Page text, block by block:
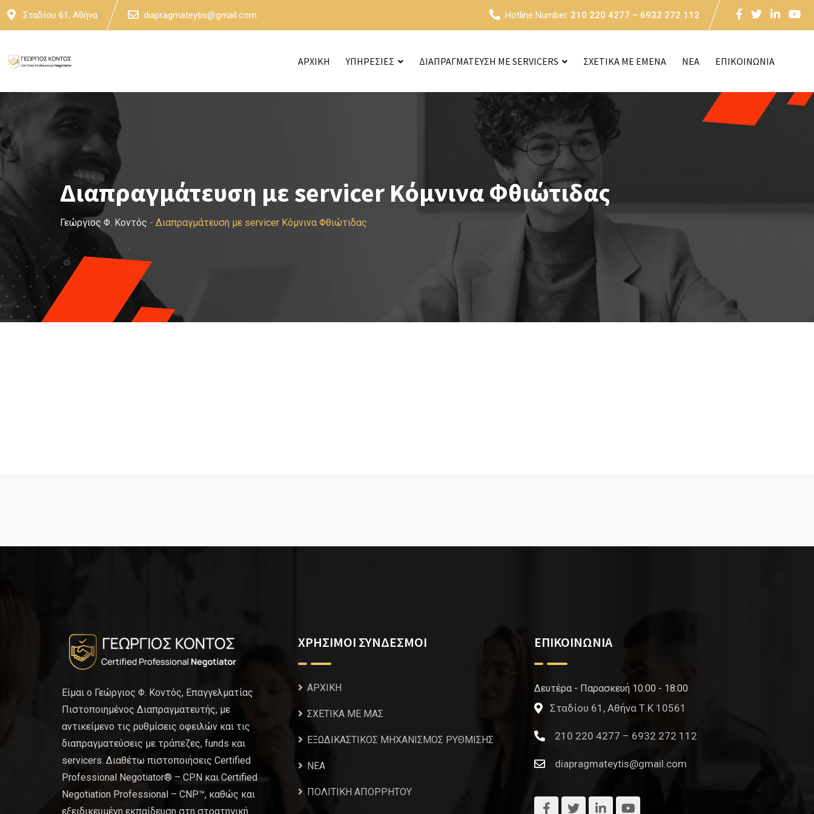
Skip
Σταδίου 61, Αθήνα diapragmateytis@gmail.com Hotline Number: 210 220 4277 – 6932 272 112
ΑΡΧΙΚΗ ΥΠΗΡΕΣΙΕΣ ΔΙΑΠΡΑΓΜΑΤΕΥΣΗ ΜΕ SERVICERS ΣΧΕΤΙΚΑ ΜΕ ΕΜΕΝΑ NEA ΕΠΙΚΟΙΝΩΝΙΑ
Διαπραγμάτευση με servicer Κόμνινα Φθιώτιδας
Γεώργιος Φ. Κοντός - Διαπραγμάτευση με servicer Κόμνινα Φθιώτιδας
Είμαι ο Γεώργιος Φ. Κοντός, Επαγγελματίας
Πιστοποιημένος Διαπραγματευτής, με
αντικείμενο τις ρυθμίσεις οφειλών και τις
διαπραγματεύσεις με τράπεζες, funds και
servicers. Διαθέτω πιστοποιήσεις Certified
Professional Negotiator® – CPN και Certified
Negotiation Professional – CNP™, καθώς και
εξειδικευμένη εκπαίδευση στη στρατηγική
ΧΡΗΣΙΜΟΙ ΣΥΝΔΕΣΜΟΙ
ΑΡΧΙΚΗ
ΣΧΕΤΙΚΑ ΜΕ ΜΑΣ
ΕΞΩΔΙΚΑΣΤΙΚΟΣ ΜΗΧΑΝΙΣΜΟΣ ΡΥΘΜΙΣΗΣ
NEA
ΠΟΛΙΤΙΚΗ ΑΠΟΡΡΗΤΟΥ
ΕΠΙΚΟΙΝΩΝΙΑ
Δευτέρα - Παρασκευή 10:00 - 18:00
Σταδίου 61, Αθήνα Τ.Κ 10561
210 220 4277 – 6932 272 112
diapragmateytis@gmail.com